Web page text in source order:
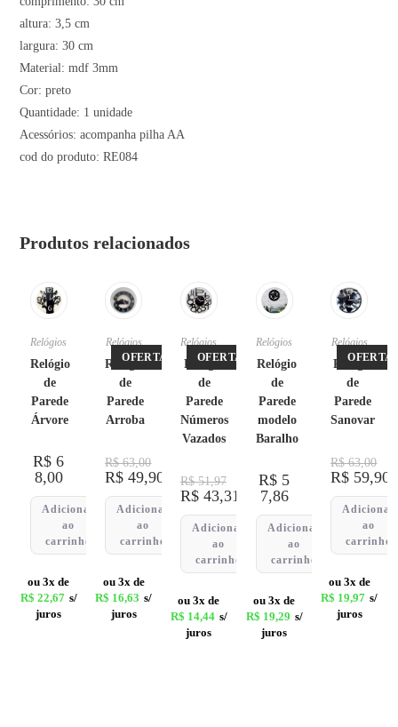
altura: 3,5 cm
largura: 30 cm
Material: mdf 3mm
Cor: preto
Quantidade: 1 unidade
Acessórios: acompanha pilha AA
cod do produto: RE084
Produtos relacionados
Relógios
Relógio
de
Parede
Árvore
R$ 6
8,00
Adicionar
ao
carrinho
ou 3x de
R$ 22,67 s/
juros
OFERTA!
Relógios
Relógio
de
Parede
Arroba
R$63,00
R$ 49,90
Adicionar
ao
carrinho
ou 3x de
R$ 16,63 s/
juros
OFERTA!
Relógios
Relógio
de
Parede
Números
Vazados
R$51,97
R$43,31
Adicionar
ao
carrinho
ou 3x de
R$ 14,44 s/
juros
Relógios
Relógio
de
Parede
modelo
Baralho
R$ 5
7,86
Adicionar
ao
carrinho
ou 3x de
R$ 19,29 s/
juros
OFERTA!
Relógios
Relógio
de
Parede
Sanovar
R$63,00
R$ 59,90
Adicionar
ao
carrinho
ou 3x de
R$ 19,97 s/
juros